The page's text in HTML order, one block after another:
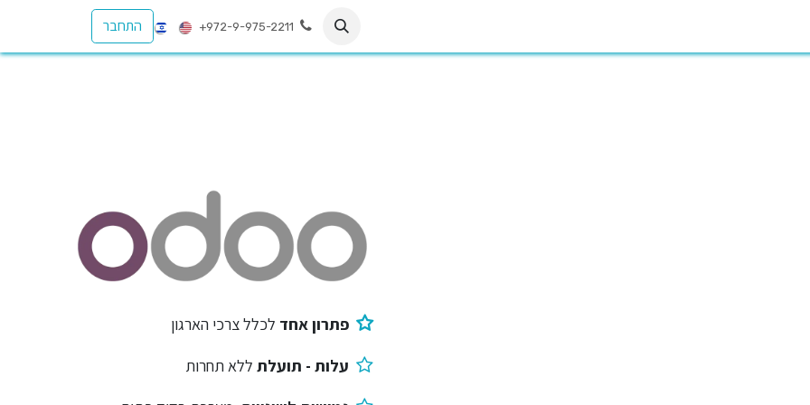
+972-9-975-2211 התחבר
פתרון אחד לכלל צרכי הארגון
עלות - תועלת ללא תחרות